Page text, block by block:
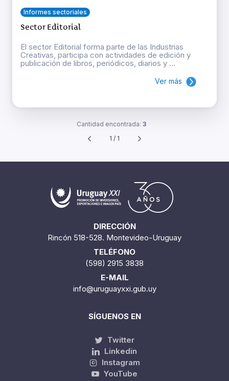
Informes sectoriales
Sector Editorial
El sector Editorial forma parte de las Industrias
Creativas, participa con actividades de edición y
publicación de libros, periódicos, diarios y ...
Ver más
Cantidad encontrada: 3
1 / 1
DIRECCIÓN
Rincón 518-528. Montevideo-Uruguay
TELÉFONO
(598) 2915 3838
E-MAIL
info@uruguayxxi.gub.uy
SÍGUENOS EN
Twitter
Linkedin
Instagram
YouTube